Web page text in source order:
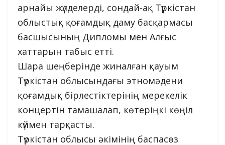
арнайы жүлделерді, сондай-ақ Түркістан
облыстық қоғамдық даму басқармасы
басшысының Дипломы мен Алғыс
хаттарын табыс етті.
Шара шеңберінде жиналған қауым
Түркістан облысындағы этномәдени
қоғамдық бірлестіктерінің мерекелік
концертін тамашалап, көтеріңкі көңіл
күймен тарқасты.
Түркістан облысы әкімінің баспасөз